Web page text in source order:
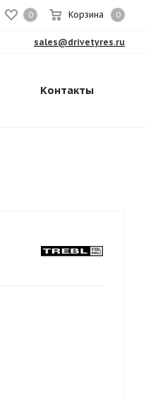
0 Корзина 0
sales@drivetyres.ru
Контакты